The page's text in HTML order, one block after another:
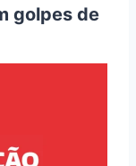
golpes de